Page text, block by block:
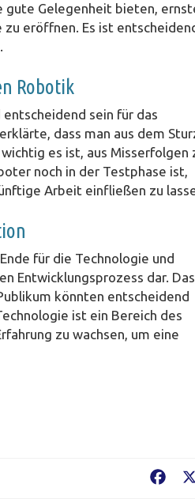
gute Gelegenheit bieten,
eröffnen. Es ist
Robotik
sein für das
dass man aus dem
es ist, aus Misserfolgen
noch in der Testphase ist,
Arbeit einfließen zu
für die Technologie und
Entwicklungsprozess dar. Das
könnten entscheidend
ist ein Bereich des
zu wachsen, um eine